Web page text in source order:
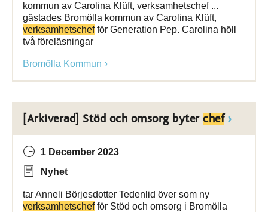
kommun av Carolina Klüft, verksamhetschef ...
gästades Bromölla kommun av Carolina Klüft,
verksamhetschefför Generation Pep. Carolina höll
två föreläsningar
Bromölla Kommun
[Arkiverad] Stöd och omsorg byter chef
1 December 2023
Nyhet
tar Anneli Börjesdotter Tedenlid över som ny
verksamhetschefför Stöd och omsorg i Bromölla